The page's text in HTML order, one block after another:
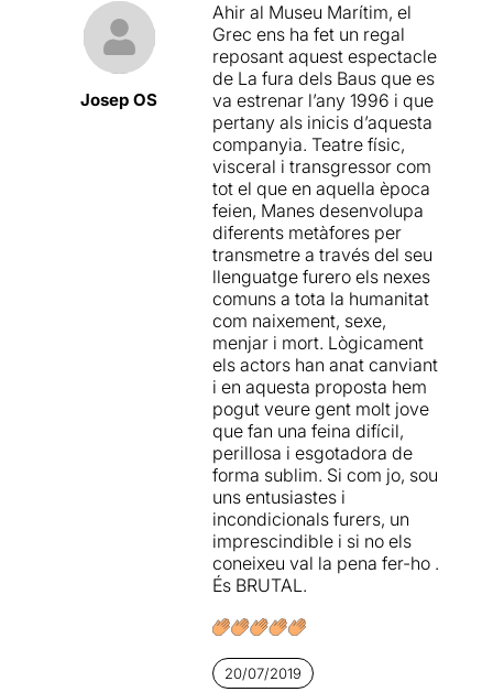
temps a veure amb
tranquil·litat l'exposició
mentre prenem unes
cerveses.
.... i comença l'espectacle;
com sempre passa en els
seus espectacles, l'espai
que s'ha utilitzat és massa
petit per tanta gent i és una
llàstima que s'hagi reduït
l'espai on es representa, ja
que la sala permetia fer-ho
de forma més folgada.
La Fura dels Baus, va ser
creada l'any 1979 per
Marcel·lí Antúnez Roca,
Carlus Padrissa, Pera
Tantinyà,Quico Palomar
Teresa Puig, i es van definir
com un grup de teatre de
"fricció" que buscava espais
escènics diferents dels
tradicionals i ofereixen
muntatges on es barregen la
imaginació, la morbositat, la
performance i instal·lacions
de gran espectacularitat.
Van començar el seu viatge
a Moià, fent teatre de
Josep OS
Ahir al Museu Marítim, el
Grec ens ha fet un regal
reposant aquest espectacle
de La fura dels Baus que es
va estrenar l’any 1996 i que
pertany als inicis d’aquesta
companyia. Teatre físic,
visceral i transgressor com
tot el que en aquella època
feien, Manes desenvolupa
diferents metàfores per
transmetre a través del seu
llenguatge furero els nexes
comuns a tota la humanitat
com naixement, sexe,
menjar i mort. Lògicament
els actors han anat canviant
i en aquesta proposta hem
pogut veure gent molt jove
que fan una feina difícil,
perillosa i esgotadora de
forma sublim. Si com jo, sou
uns entusiastes i
incondicionals furers, un
imprescindible i si no els
coneixeu val la pena fer-ho .
És BRUTAL.
20/07/2019